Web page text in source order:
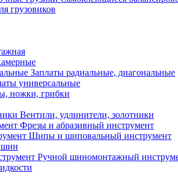
грузовиков
Заплаты радиальные, диагональные
универсальные
ножки, грибки
Вентили, удлинители, золотники
Фрезы и абразивный инструмент
Шипы и шиповальный инструмент
шин
Ручной шиномонтажный